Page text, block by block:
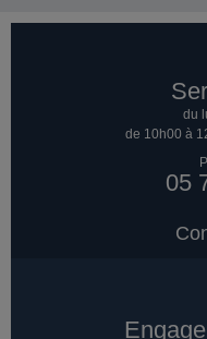
du
de 10h00 à
05